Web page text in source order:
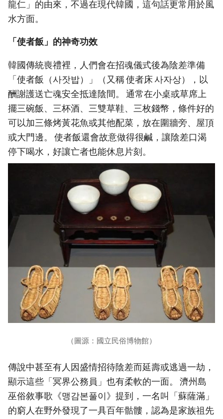
龍仁」的由來，不過在現代韓國，這句話更常用於風
水方面。
「使者飯」的神奇功效
韓國傳統喪禮裡，人們會在招魂儀式後為陰差準備
「使者飯（사잣밥）」（又稱 使者床 사자상），以
酬謝護送亡魂安全抵達陰間。 通常在小桌或草席上
擺三碗飯、三杯酒、三雙草鞋、三枚錢幣，條件好的
可以加三條烤黃花魚或其他配菜，放在圍牆旁、屋頂
或大門邊。 使者飯還會故意做得很鹹，讓陰差口渴
停下喝水，好讓亡者也能休息片刻。
（圖源：國立民俗博物館）
傳說中甚至有人因盛情招待陰差而延壽或逃過一劫，
顯示這些「冥界公務員」也有柔軟的一面。 濟州島
巫俗敘事歌《맹감본풀이》提到，一名叫「蘇薩滿」
的窮人在野外發現了一具百年骷髏，認為是家族祖先